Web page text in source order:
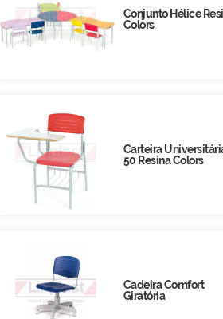
Conjunto Hélice
Colors
Carteira
50 Resina Colors
Cadeira Comfort
Giratória